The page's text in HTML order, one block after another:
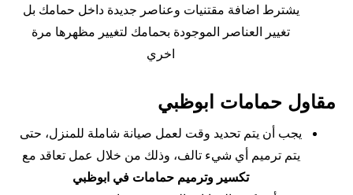
يشترط اضافة مقتنيات وعناصر جديدة داخل حمامك بل
تغيير العناصر الموجودة بحمامك لتغيير مظهرها مرة
اخري
مقاول حمامات ابوظبي
يجب أن يتم تحديد وقت لعمل صيانة شاملة للمنزل، حتى
يتم ترميم أي شيء تالف، وذلك من خلال عمل تعاقد مع
تكسير وترميم حمامات في ابوظبي